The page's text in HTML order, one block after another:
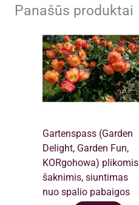
Panašūs produktai
Gartenspass (Garden
Delight, Garden Fun,
KORgohowa) plikomis
šaknimis, siuntimas
nuo spalio pabaigos